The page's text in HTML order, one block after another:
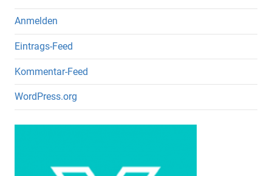
Anmelden
Eintrags-Feed
Kommentar-Feed
WordPress.org